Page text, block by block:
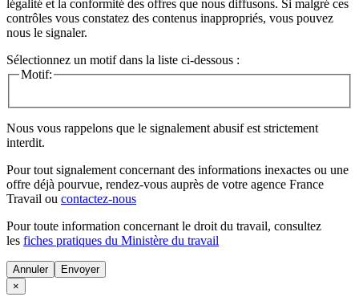
légalité et la conformité des offres que nous diffusons. Si malgré ces
contrôles vous constatez des contenus inappropriés, vous pouvez
nous le signaler.
Sélectionnez un motif dans la liste ci-dessous :
Motif:
Nous vous rappelons que le signalement abusif est strictement
interdit.
Pour tout signalement concernant des informations inexactes ou une
offre déjà pourvue, rendez-vous auprès de votre agence France
Travail ou contactez-nous
Pour toute information concernant le droit du travail, consultez
les fiches pratiques du Ministère du travail
Annuler
×